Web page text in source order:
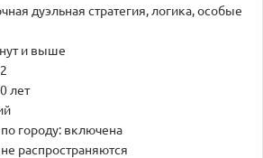
дуэльная стратегия, логика, особые
и выше
лет
городу: включена
распространяются